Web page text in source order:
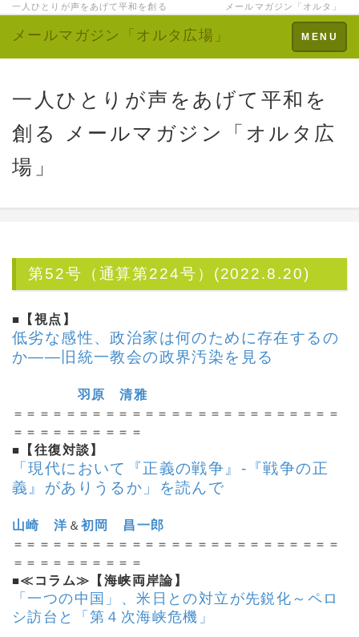
一人ひとりが声をあげて平和を創る メールマガジン「オルタ」
Toggle
navigation
MENU
メールマガジン「オルタ広場」
一人ひとりが声をあげて平和を
創る メールマガジン「オルタ広
場」
第52号（通算第224号）(2022.8.20)
■ 【視点】
低劣な感性、政治家は何のために存在するの
か――旧統一教会の政界汚染を見る
羽原 清雅
＝＝＝＝＝＝＝＝＝＝＝＝＝＝＝＝＝＝＝＝＝＝＝＝＝
＝＝＝＝＝＝＝＝＝＝
■ 【往復対談】
「現代において『正義の戦争』-『戦争の正
義』がありうるか」を読んで
山崎 洋 ＆初岡 昌一郎
＝＝＝＝＝＝＝＝＝＝＝＝＝＝＝＝＝＝＝＝＝＝＝＝＝
＝＝＝＝＝＝＝＝＝＝
■≪コラム≫【海峡両岸論】
「一つの中国」、米日との対立が先鋭化 ～ペロ
シ訪台と「第４次海峡危機」